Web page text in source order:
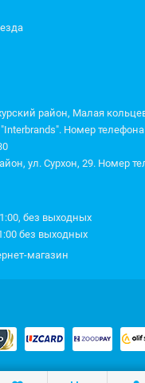
район, Малая
Номер
ул. Сурхон, 29. Номер
без выходных
без выходных
магазин